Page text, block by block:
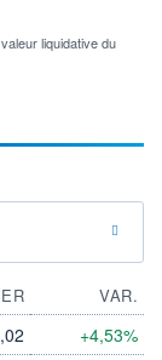
liquidative du
VAR.
+4,53%